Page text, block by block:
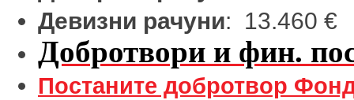
Девизни рачуни: 13.460 €
Добротвори и фин.
Постаните добротвор